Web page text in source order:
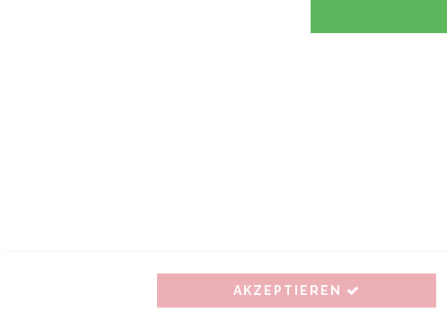
AKZEPTIEREN